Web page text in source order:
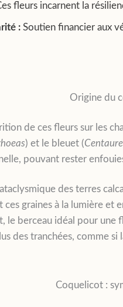
fleurs incarnent la
: Soutien financier aux
Origine du
de ces fleurs sur les
) et le bleuet (
pouvant rester
des terres
ces graines à la lumière et
le berceau idéal pour une
des tranchées, comme
Coquelicot :